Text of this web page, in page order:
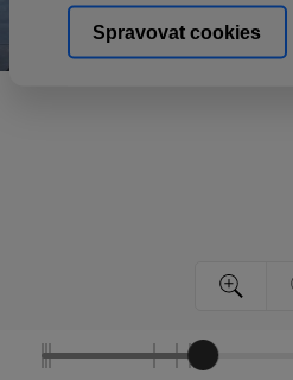
Spravovat cookies